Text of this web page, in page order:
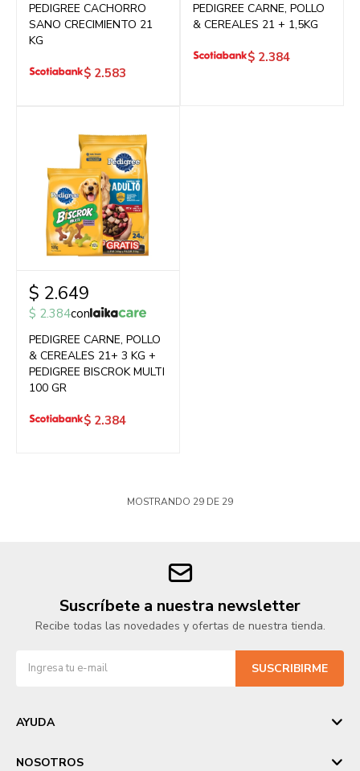
PEDIGREE CACHORRO
SANO CRECIMIENTO 21
KG
$ 2.583
PEDIGREE CARNE, POLLO
& CEREALES 21 + 1,5KG
$ 2.384
$ 2.649
$ 2.384con
PEDIGREE CARNE, POLLO
& CEREALES 21+ 3 KG +
PEDIGREE BISCROK MULTI
100 GR
$ 2.384
MOSTRANDO 29 DE 29
Suscríbete a nuestra newsletter
Recibe todas las novedades y ofertas de nuestra tienda.
SUSCRIBIRME
AYUDA
NOSOTROS